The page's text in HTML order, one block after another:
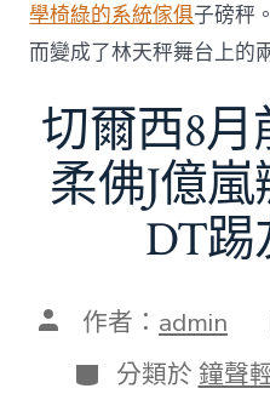
學椅綠的系統傢俱子磅秤
而變成了林天秤舞台上的
切爾西8
柔佛J億
DT踢
文 作者： admin
分
類
分類於 鐘聲